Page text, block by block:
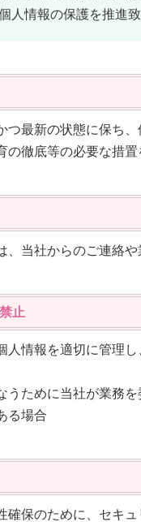
人情報の保護を推進致
つ最新の状態に保ち
の徹底等の必要な措
当社からのご連絡
止
情報を適切に管理
うために当社が業務
る場合
保のために、セキ